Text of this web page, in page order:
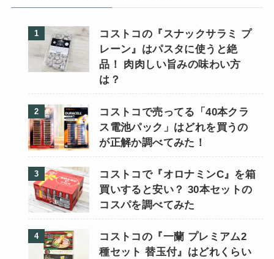
コストコの『スナックサラミ プ
レーン』はパスタに使うと絶
品！ 肉肉しい旨みの味わい方
は？
コストコで売ってる「40本クラ
ス電池パック」はどれを買うの
が正解か調べてみた！
コストコで『オロナミンC』を箱
買いすると安い？ 30本セットの
コスパを調べてみた
コストコの『一蘭 プレミアム2
種セット 替玉付』はどれくらい